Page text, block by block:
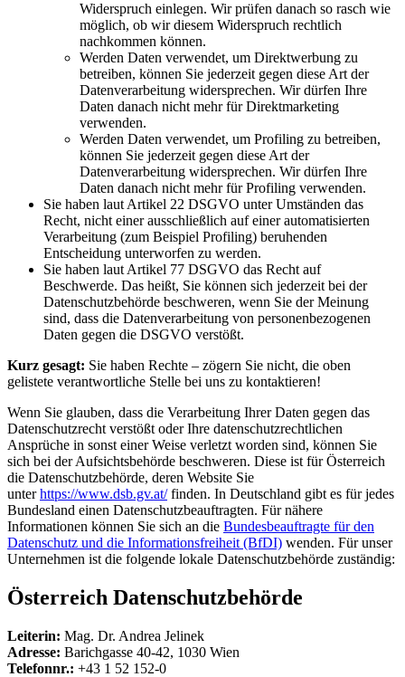
Widerspruch einlegen. Wir prüfen danach so rasch wie
möglich, ob wir diesem Widerspruch rechtlich
nachkommen können.
Werden Daten verwendet, um Direktwerbung zu
betreiben, können Sie jederzeit gegen diese Art der
Datenverarbeitung widersprechen. Wir dürfen Ihre
Daten danach nicht mehr für Direktmarketing
verwenden.
Werden Daten verwendet, um Profiling zu betreiben,
können Sie jederzeit gegen diese Art der
Datenverarbeitung widersprechen. Wir dürfen Ihre
Daten danach nicht mehr für Profiling verwenden.
Sie haben laut Artikel 22 DSGVO unter Umständen das
Recht, nicht einer ausschließlich auf einer automatisierten
Verarbeitung (zum Beispiel Profiling) beruhenden
Entscheidung unterworfen zu werden.
Sie haben laut Artikel 77 DSGVO das Recht auf
Beschwerde. Das heißt, Sie können sich jederzeit bei der
Datenschutzbehörde beschweren, wenn Sie der Meinung
sind, dass die Datenverarbeitung von personenbezogenen
Daten gegen die DSGVO verstößt.
Kurz gesagt: Sie haben Rechte – zögern Sie nicht, die oben
gelistete verantwortliche Stelle bei uns zu kontaktieren!
Wenn Sie glauben, dass die Verarbeitung Ihrer Daten gegen das
Datenschutzrecht verstößt oder Ihre datenschutzrechtlichen
Ansprüche in sonst einer Weise verletzt worden sind, können Sie
sich bei der Aufsichtsbehörde beschweren. Diese ist für Österreich
die Datenschutzbehörde, deren Website Sie
unterhttps://www.dsb.gv.at/finden. In Deutschland gibt es für jedes
Bundesland einen Datenschutzbeauftragten. Für nähere
Informationen können Sie sich an die Bundesbeauftragte für den
Datenschutz und die Informationsfreiheit (BfDI) wenden. Für unser
Unternehmen ist die folgende lokale Datenschutzbehörde zuständig:
Österreich Datenschutzbehörde
Leiterin: Mag. Dr. Andrea Jelinek
Adresse: Barichgasse 40-42, 1030 Wien
Telefonnr.: +43 1 52 152-0